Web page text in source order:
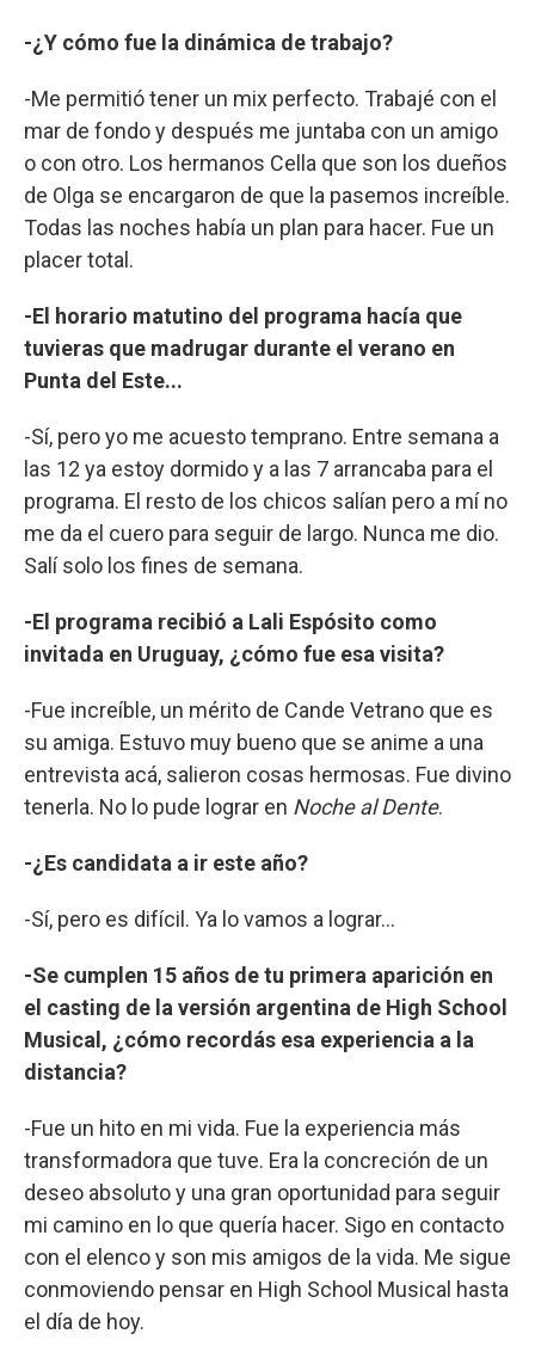
-¿Y cómo fue la dinámica de trabajo?
-Me permitió tener un mix perfecto. Trabajé con el
mar de fondo y después me juntaba con un amigo
o con otro. Los hermanos Cella que son los dueños
de Olga se encargaron de que la pasemos increíble.
Todas las noches había un plan para hacer. Fue un
placer total.
-El horario matutino del programa hacía que
tuvieras que madrugar durante el verano en
Punta del Este...
-Sí, pero yo me acuesto temprano. Entre semana a
las 12 ya estoy dormido y a las 7 arrancaba para el
programa. El resto de los chicos salían pero a mí no
me da el cuero para seguir de largo. Nunca me dio.
Salí solo los fines de semana.
-El programa recibió a Lali Espósito como
invitada en Uruguay, ¿cómo fue esa visita?
-Fue increíble, un mérito de Cande Vetrano que es
su amiga. Estuvo muy bueno que se anime a una
entrevista acá, salieron cosas hermosas. Fue divino
tenerla. No lo pude lograr en Noche al Dente.
-¿Es candidata a ir este año?
-Sí, pero es difícil. Ya lo vamos a lograr...
-Se cumplen 15 años de tu primera aparición en
el casting de la versión argentina de High School
Musical, ¿cómo recordás esa experiencia a la
distancia?
-Fue un hito en mi vida. Fue la experiencia más
transformadora que tuve. Era la concreción de un
deseo absoluto y una gran oportunidad para seguir
mi camino en lo que quería hacer. Sigo en contacto
con el elenco y son mis amigos de la vida. Me sigue
conmoviendo pensar en High School Musical hasta
el día de hoy.